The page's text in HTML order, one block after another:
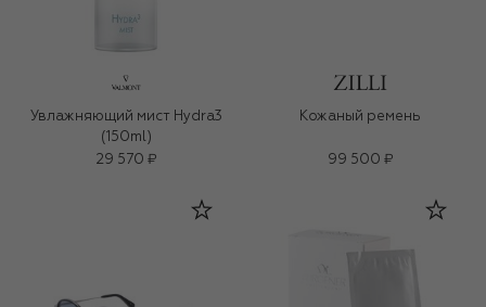
Увлажняющий мист Hydra3
(150ml)
29 570 ₽
Кожаный ремень
99 500 ₽